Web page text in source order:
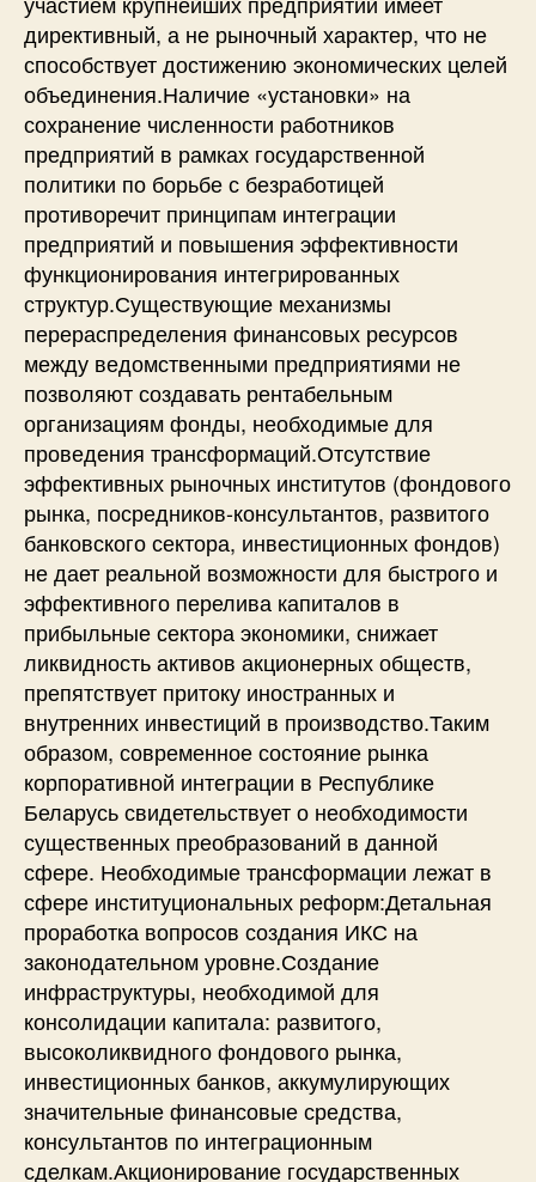
директивный, а не рыночный характер, что не
способствует достижению экономических целей
объединения.Наличие «установки» на
сохранение численности работников
предприятий в рамках государственной
политики по борьбе с безработицей
противоречит принципам интеграции
предприятий и повышения эффективности
функционирования интегрированных
структур.Существующие механизмы
перераспределения финансовых ресурсов
между ведомственными предприятиями не
позволяют создавать рентабельным
организациям фонды, необходимые для
проведения трансформаций.Отсутствие
эффективных рыночных институтов (фондового
рынка, посредников-консультантов, развитого
банковского сектора, инвестиционных фондов)
не дает реальной возможности для быстрого и
эффективного перелива капиталов в
прибыльные сектора экономики, снижает
ликвидность активов акционерных обществ,
препятствует притоку иностранных и
внутренних инвестиций в производство.Таким
образом, современное состояние рынка
корпоративной интеграции в Республике
Беларусь свидетельствует о необходимости
существенных преобразований в данной
сфере. Необходимые трансформации лежат в
сфере институциональных реформ:Детальная
проработка вопросов создания ИКС на
законодательном уровне.Создание
инфраструктуры, необходимой для
консолидации капитала: развитого,
высоколиквидного фондового рынка,
инвестиционных банков, аккумулирующих
значительные финансовые средства,
консультантов по интеграционным
сделкам.Акционирование государственных